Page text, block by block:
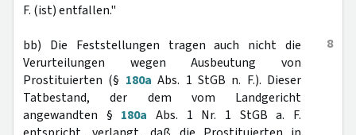
F. (ist) entfallen."
8
bb) Die Feststellungen tragen auch nicht die
Verurteilungen wegen Ausbeutung von
Prostituierten (§ 180a Abs. 1 StGB n. F.). Dieser
Tatbestand, der dem vom Landgericht
angewandten § 180a Abs. 1 Nr. 1 StGB a. F.